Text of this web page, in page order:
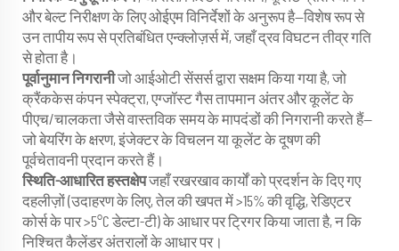
और बेल्ट निरीक्षण के लिए ओईएम विनिर्देशों के अनुरूप है—विशेष रूप से
उन तापीय रूप से प्रतिबंधित एन्क्लोज़र्स में, जहाँ द्रव विघटन तीव्र गति
से होता है।
पूर्वानुमान निगरानीजो आईओटी सेंसर्स द्वारा सक्षम किया गया है, जो
क्रैंककेस कंपन स्पेक्ट्रा, एग्जॉस्ट गैस तापमान अंतर और कूलेंट के
पीएच/चालकता जैसे वास्तविक समय के मापदंडों की निगरानी करते हैं—
जो बेयरिंग के क्षरण, इंजेक्टर के विचलन या कूलेंट के दूषण की
पूर्वचेतावनी प्रदान करते हैं।
स्थिति-आधारित हस्तक्षेपजहाँ रखरखाव कार्यों को प्रदर्शन के दिए गए
दहलीज़ों (उदाहरण के लिए, तेल की खपत में >15% की वृद्धि, रेडिएटर
कोर्स के पार >5°C डेल्टा-टी) के आधार पर ट्रिगर किया जाता है, न कि
निश्चित कैलेंडर अंतरालों के आधार पर।